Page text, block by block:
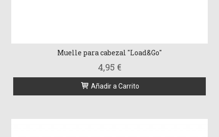
Muelle para cabezal "Load&Go"
4,95 €
Añadir a Carrito